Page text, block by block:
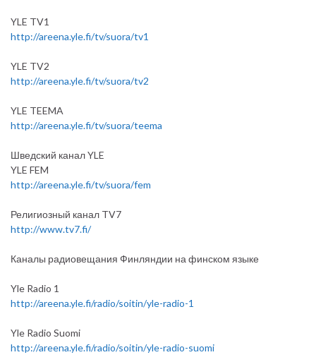
YLE TV1
http://areena.yle.fi/tv/suora/tv1
YLE TV2
http://areena.yle.fi/tv/suora/tv2
YLE TEEMA
http://areena.yle.fi/tv/suora/teema
Шведский канал YLE
YLE FEM
http://areena.yle.fi/tv/suora/fem
Религиозный канал TV7
http://www.tv7.fi/
Каналы радиовещания Финляндии на финском языке
Yle Radio 1
http://areena.yle.fi/radio/soitin/yle-radio-1
Yle Radio Suomi
http://areena.yle.fi/radio/soitin/yle-radio-suomi